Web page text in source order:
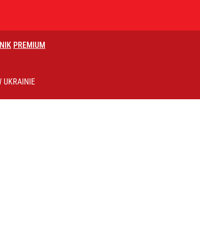
PREMIUM
burza z Wysocką-Schnepf
UKRAINIE